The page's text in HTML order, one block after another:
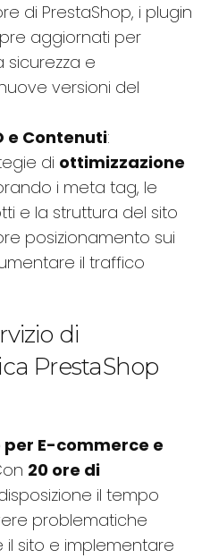
di PrestaShop, i plugin
aggiornati per
sicurezza e
versioni del
e Contenuti:
di ottimizzazione
i meta tag, le
e la struttura del sito
posizionamento sui
il traffico
di
PrestaShop
E-commerce e
20 ore di
il tempo
problematiche
sito e implementare